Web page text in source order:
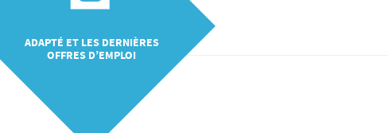
ADAPTÉ ET LES DERNIÈRES
OFFRES D’EMPLOI